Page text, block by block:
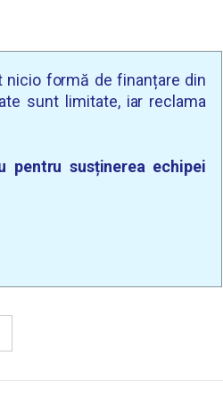
nicio formă de finanțare din
sunt limitate, iar reclama
susținerea echipei